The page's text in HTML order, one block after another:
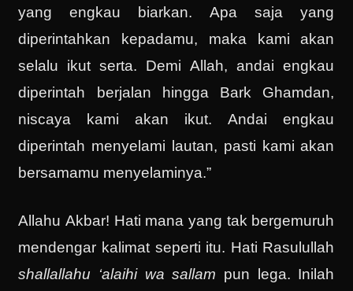
yang engkau biarkan. Apa saja yang
diperintahkan kepadamu, maka kami akan
selalu ikut serta. Demi Allah, andai engkau
diperintah berjalan hingga Bark Ghamdan,
niscaya kami akan ikut. Andai engkau
diperintah menyelami lautan, pasti kami akan
bersamamu menyelaminya.”
Allahu Akbar! Hati mana yang tak bergemuruh
mendengar kalimat seperti itu. Hati Rasulullah
shallallahu ‘alaihi wa sallam pun lega. Inilah